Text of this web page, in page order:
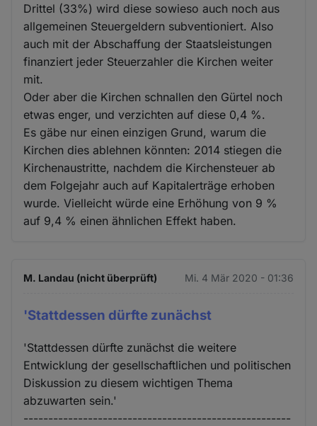
Drittel (33%) wird diese sowieso auch noch aus
allgemeinen Steuergeldern subventioniert. Also
auch mit der Abschaffung der Staatsleistungen
finanziert jeder Steuerzahler die Kirchen weiter
mit.
Oder aber die Kirchen schnallen den Gürtel noch
etwas enger, und verzichten auf diese 0,4 %.
Es gäbe nur einen einzigen Grund, warum die
Kirchen dies ablehnen könnten: 2014 stiegen die
Kirchenaustritte, nachdem die Kirchensteuer ab
dem Folgejahr auch auf Kapitalerträge erhoben
wurde. Vielleicht würde eine Erhöhung von 9 %
auf 9,4 % einen ähnlichen Effekt haben.
M. Landau (nicht überprüft) Mi. 4 Mär 2020 - 01:36
'Stattdessen dürfte zunächst
'Stattdessen dürfte zunächst die weitere
Entwicklung der gesellschaftlichen und politischen
Diskussion zu diesem wichtigen Thema
abzuwarten sein.'
------------------------------------------------------